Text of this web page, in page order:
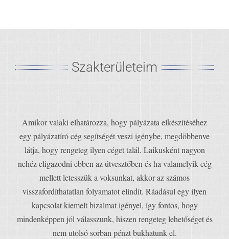
Szakterületeim
Amikor valaki elhatározza, hogy pályázata elkészítéséhez
egy pályázatíró cég segítségét veszi igénybe, megdöbbenve
látja, hogy rengeteg ilyen céget talál. Laikusként nagyon
nehéz eligazodni ebben az útvesztőben és ha valamelyik cég
mellett letesszük a voksunkat, akkor az számos
visszafordíthatatlan folyamatot elindít. Ráadásul egy ilyen
kapcsolat kiemelt bizalmat igényel, így fontos, hogy
mindenképpen jól válasszunk, hiszen rengeteg lehetőséget és
nem utolsó sorban pénzt bukhatunk el.